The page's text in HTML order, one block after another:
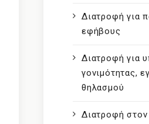
Διατροφή για
εφήβους
Διατροφή για
γονιμότητας,
θηλασμού
Διατροφή